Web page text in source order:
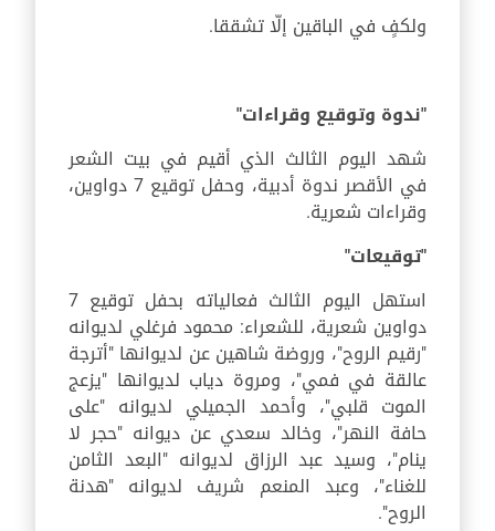
ولكفٍ في الباقين إلّا تشققا.
"ندوة وتوقيع وقراءات"
شهد اليوم الثالث الذي أقيم في بيت الشعر
في الأقصر ندوة أدبية، وحفل توقيع 7 دواوين،
وقراءات شعرية.
"توقيعات"
استهل اليوم الثالث فعالياته بحفل توقيع 7
دواوين شعرية، للشعراء: محمود فرغلي لديوانه
"رقيم الروح"، وروضة شاهين عن لديوانها "أترجة
عالقة في فمي"، ومروة دياب لديوانها "يزعج
الموت قلبي"، وأحمد الجميلي لديوانه "على
حافة النهر"، وخالد سعدي عن ديوانه "حجر لا
ينام"، وسيد عبد الرزاق لديوانه "البعد الثامن
للغناء"، وعبد المنعم شريف لديوانه "هدنة
الروح".